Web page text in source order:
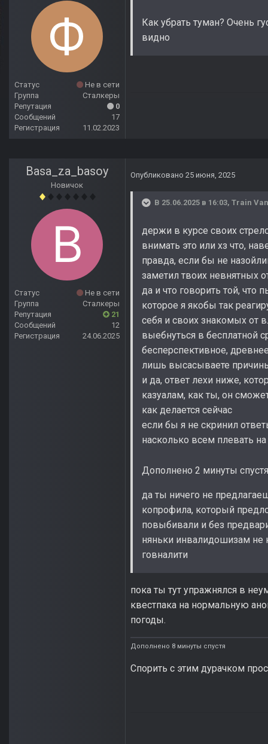
Статус
Не в сети
Группа
Сталкеры
Репутация
0
Сообщений
17
Регистрация
11.02.2023
Как убрать туман? Очень
видно
Basa_za_basoy
Новичок
Статус
Не в сети
Группа
Сталкеры
Репутация
21
Сообщений
12
Регистрация
24.06.2025
Опубликовано 25 июня, 2025
В 25.06.2025 в 16:03, Train
держи в курсе своих
внимать это или хз что,
правда, если бы не
заметил твоих невнятных
да и что говорить той, что
которое я якобы так
себя и своих знакомых от
выебнуться в бесплатной
бесперспективное,
лишь высасываете
и да, ответ лехи ниже,
казуалам, как ты, он
как делается сейчас
если бы я не скринил
насколько всем плевать
Дополнено 2 минуты спустя
да ты ничего не
копрофила, который
повыбивали и без
няньки инвалидошизам не
говналити
пока ты тут упражнялся в
квестпака на нормальную
погоды.
Дополнено 8 минуты спустя
Спорить с этим дурачком